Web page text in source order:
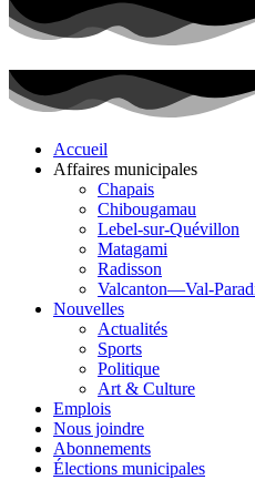
Accueil
Affaires municipales
Chapais
Chibougamau
Lebel-sur-Quévillon
Matagami
Radisson
Valcanton—Val-
Nouvelles
Actualités
Sports
Politique
Art & Culture
Emplois
Nous joindre
Abonnements
Élections municipales